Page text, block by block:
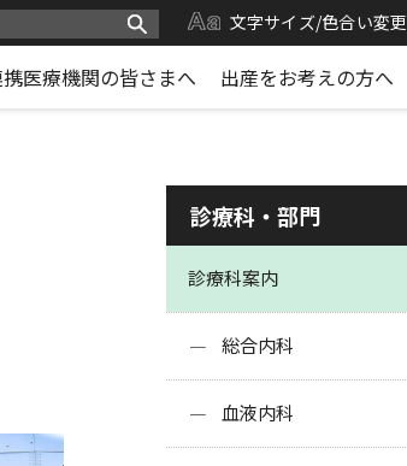
文字サイズ/色合い変更
医療機関の皆さまへ 出産をお考えの方へ
診療科・部門
診療科案内
総合内科
血液内科